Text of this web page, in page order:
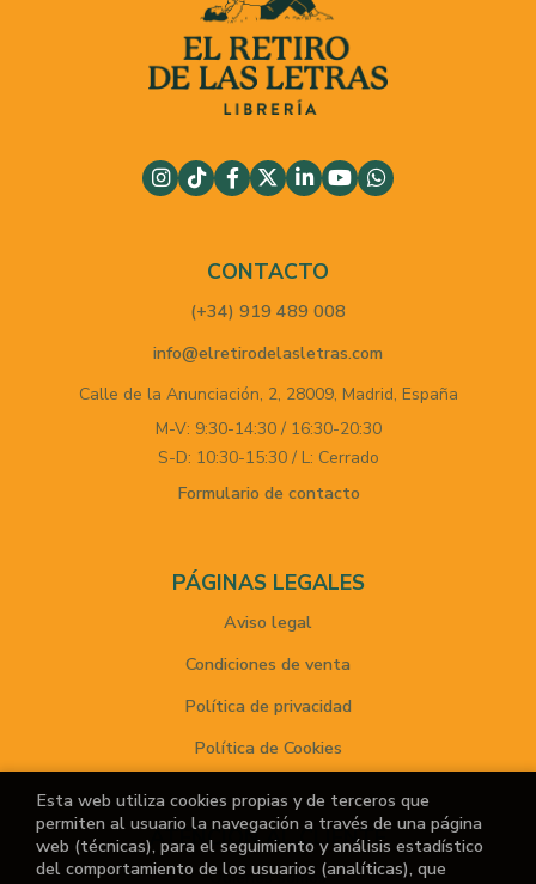
CONTACTO
(+34) 919 489 008
info@elretirodelasletras.com
Calle de la Anunciación, 2, 28009, Madrid, España
M-V: 9:30-14:30 / 16:30-20:30
S-D: 10:30-15:30 / L: Cerrado
Formulario de contacto
PÁGINAS LEGALES
Aviso legal
Condiciones de venta
Política de privacidad
Política de Cookies
ATENCIÓN AL CLIENTE
Quiénes somos
Esta web utiliza cookies propias y de terceros que
permiten al usuario la navegación a través de una página
web (técnicas), para el seguimiento y análisis estadístico
del comportamiento de los usuarios (analíticas), que